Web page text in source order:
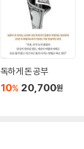
독하게 돈 공부
10% 20,700원